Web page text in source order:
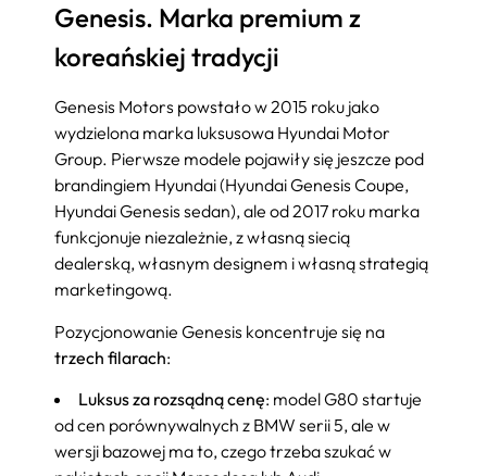
Genesis. Marka premium z
koreańskiej tradycji
Genesis Motors powstało w 2015 roku jako
wydzielona marka luksusowa Hyundai Motor
Group. Pierwsze modele pojawiły się jeszcze pod
brandingiem Hyundai (Hyundai Genesis Coupe,
Hyundai Genesis sedan), ale od 2017 roku marka
funkcjonuje niezależnie, z własną siecią
dealerską, własnym designem i własną strategią
marketingową.
Pozycjonowanie Genesis koncentruje się na
trzech filarach:
Luksus za rozsądną cenę: model G80 startuje
od cen porównywalnych z BMW serii 5, ale w
wersji bazowej ma to, czego trzeba szukać w